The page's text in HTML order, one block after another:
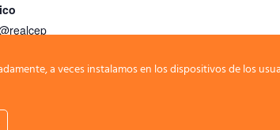
a veces instalamos en los dispositivos de los